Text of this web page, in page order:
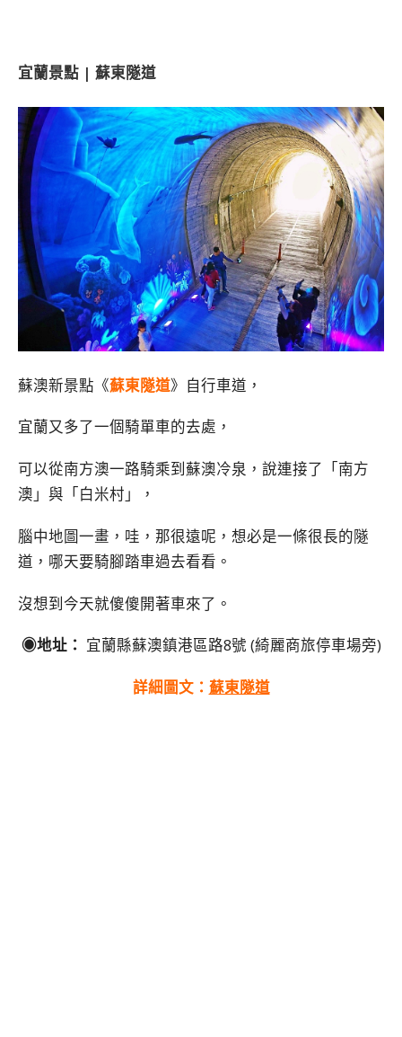
宜蘭景點 | 蘇東隧道
蘇澳新景點《蘇東隧道》自行車道，
宜蘭又多了一個騎單車的去處，
可以從南方澳一路騎乘到蘇澳冷泉，說連接了「南方
澳」與「白米村」，
腦中地圖一畫，哇，那很遠呢，想必是一條很長的隧
道，哪天要騎腳踏車過去看看。
沒想到今天就傻傻開著車來了。
◉地址： 宜蘭縣蘇澳鎮港區路8號 (綺麗商旅停車場旁)
詳細圖文： 蘇東隧道